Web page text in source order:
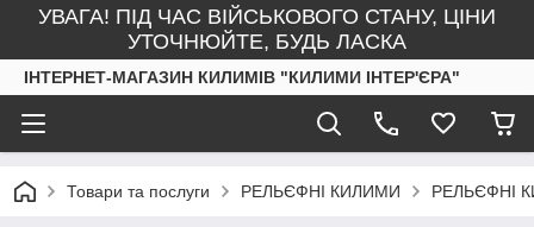
УВАГА! ПІД ЧАС ВІЙСЬКОВОГО СТАНУ, ЦІНИ
УТОЧНЮЙТЕ, БУДЬ ЛАСКА
ІНТЕРНЕТ-МАГАЗИН КИЛИМІВ "КИЛИМИ ІНТЕР'ЄРА"
Товари та послуги РЕЛЬЄФНІ КИЛИМИ РЕЛЬЄФНІ